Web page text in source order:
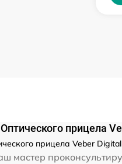
прицела
прицела Veber
мастер